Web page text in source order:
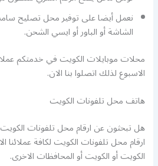
نعمل أيضا على توفير محل تصليح
الشاشة أو الباور أو ايسي الشحن.
محلات موبايلات الكويت في خدمتكم
الاسبوع لذلك اتصلوا بنا الان.
هاتف محل تلفونات الكويت
هل تبحثون عن ارقام محل تلفونات
ارقام محل تلفونات الكويت لكافة عملائنا
الكويت أو الكويت أو المحافظات الاخرى.